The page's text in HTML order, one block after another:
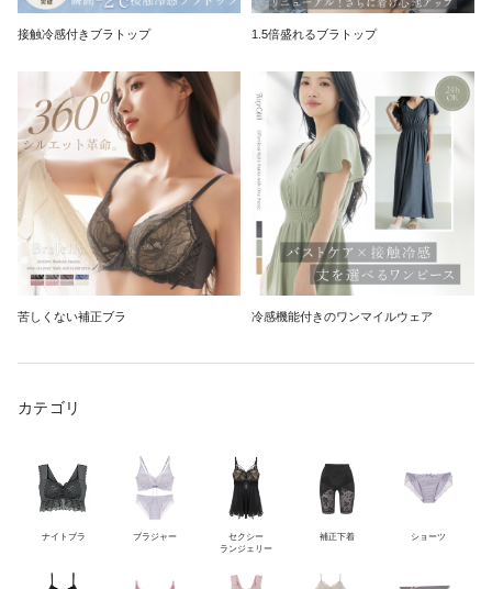
接触冷感付きブラトップ 1.5倍盛れるブラトップ
苦しくない補正ブラ 冷感機能付きのワンマイルウェア
カテゴリ
ナイトブラ ブラジャー
セクシー
ランジェリー
補正下着 ショーツ